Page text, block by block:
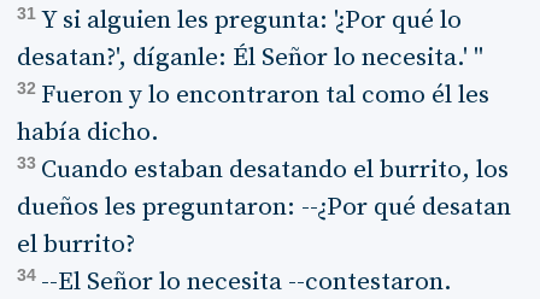
31 Y si alguien les pregunta: '¿Por qué lo
desatan?', díganle: Él Señor lo necesita.' "
32 Fueron y lo encontraron tal como él les
había dicho.
33 Cuando estaban desatando el burrito, los
dueños les preguntaron: --¿Por qué desatan
el burrito?
34 --El Señor lo necesita --contestaron.